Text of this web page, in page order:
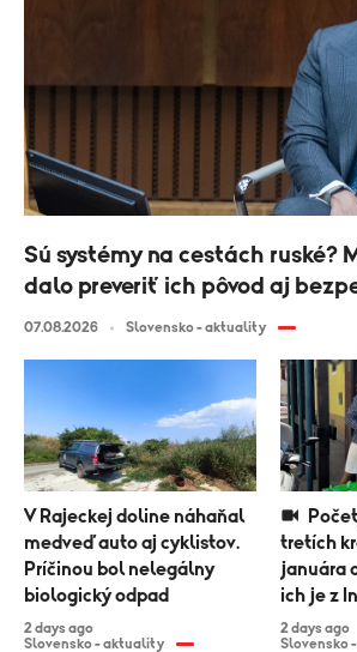
V Rajeckej doline náhaňal
medveď auto aj cyklistov.
Príčinou bol nelegálny
biologický odpad
2 days ago
Slovensko - aktuality
tretích
januára
ich je z
2 days ago
Slovensko
Sú systémy na cestách ruské?
dalo preveriť ich pôvod aj
07.08.2026 Slovensko - aktuality